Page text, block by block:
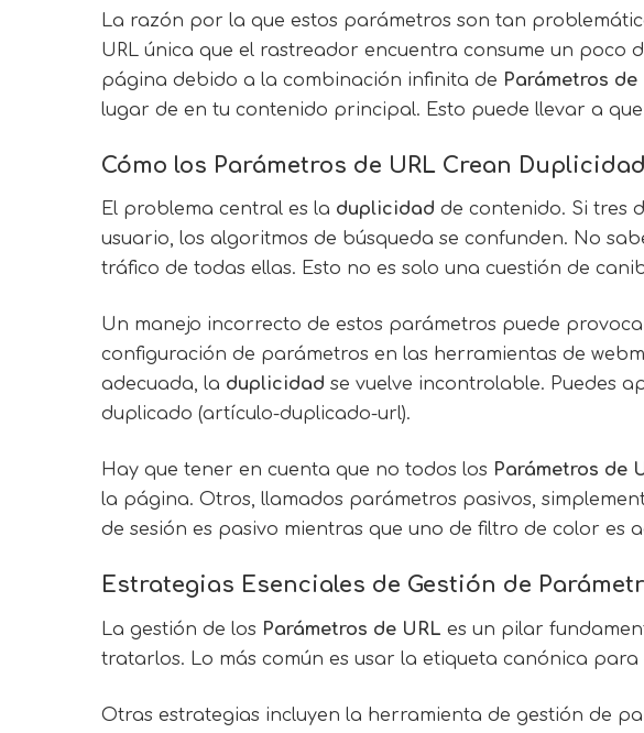
La razón por la que estos parámetros son tan
URL única que el rastreador encuentra consume un poco
página debido a la combinación infinita de Parámetros de
lugar de en tu contenido principal. Esto puede llevar a
Cómo los Parámetros de URL Crean
El problema central es la duplicidad de contenido. Si tres
usuario, los algoritmos de búsqueda se confunden. No
tráfico de todas ellas. Esto no es solo una cuestión de
Un manejo incorrecto de estos parámetros puede
configuración de parámetros en las herramientas de
adecuada, la duplicidad se vuelve incontrolable. Puedes
duplicado (artículo-duplicado-url).
Hay que tener en cuenta que no todos los Parámetros de
la página. Otros, llamados parámetros pasivos,
de sesión es pasivo mientras que uno de filtro de color es
Estrategias Esenciales de Gestión de
La gestión de los Parámetros de URL es un pilar
tratarlos. Lo más común es usar la etiqueta canónica
Otras estrategias incluyen la herramienta de gestión de